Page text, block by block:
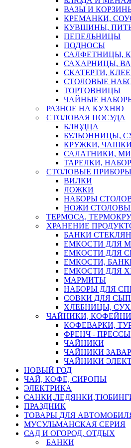
ВАЗЫ И
КРЕМАНКИ,
КУВШИНЫ,
ПЕПЕЛЬНИЦЫ
ПОДНОСЫ
САЛФЕТНИЦЫ,
САХАРНИЦЫ,
СКАТЕРТИ,
СТОЛОВЫЕ
ТОРТОВНИЦЫ
ЧАЙНЫЕ
РАЗНОЕ НА КУХНЮ
СТОЛОВАЯ ПОСУДА
БЛЮДЦА
БУЛЬОННИЦЫ,
КРУЖКИ,
САЛАТНИКИ,
ТАРЕЛКИ,
СТОЛОВЫЕ ПРИБОРЫ
ВИЛКИ
ЛОЖКИ
НАБОРЫ
НОЖИ
ТЕРМОСА,
ХРАНЕНИЕ
БАНКИ
ЕМКОСТИ ДЛЯ
ЕМКОСТИ ДЛЯ
ЕМКОСТИ,
ЕМКОСТИ ДЛЯ
МАРМИТЫ
НАБОРЫ ДЛЯ
СОВКИ ДЛЯ
ХЛЕБНИЦЫ,
ЧАЙНИКИ,
КОФЕВАРКИ,
ФРЕНЧ - ПРЕССЫ
ЧАЙНИКИ
ЧАЙНИКИ
ЧАЙНИКИ
НОВЫЙ ГОД
ЧАЙ, КОФЕ, СИРОПЫ
ЭЛЕКТРИКА
ПРАЗДНИК
ТОВАРЫ ДЛЯ
МУСУЛЬМАНСКАЯ СЕРИЯ
САД И ОГОРОД, ОТДЫХ
БАНКИ